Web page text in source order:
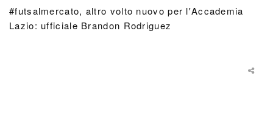
#futsalmercato, altro volto nuovo per l'Accademia
Lazio: ufficiale Brandon Rodriguez